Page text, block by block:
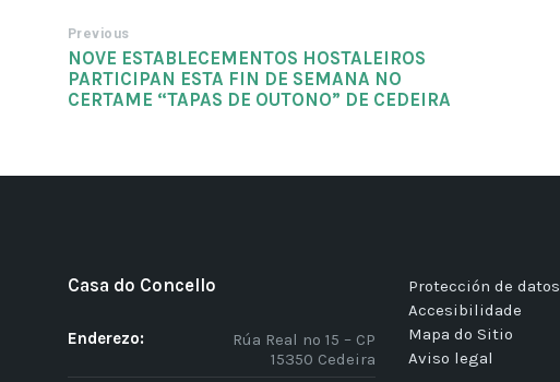
Previous
NOVE ESTABLECEMENTOS HOSTALEIROS
PARTICIPAN ESTA FIN DE SEMANA NO
CERTAME “TAPAS DE OUTONO” DE CEDEIRA
Casa do Concello
Enderezo:
Rúa Real nº 15 – CP
15350 Cedeira
Protección de datos
Accesibilidade
Mapa do Sitio
Aviso legal